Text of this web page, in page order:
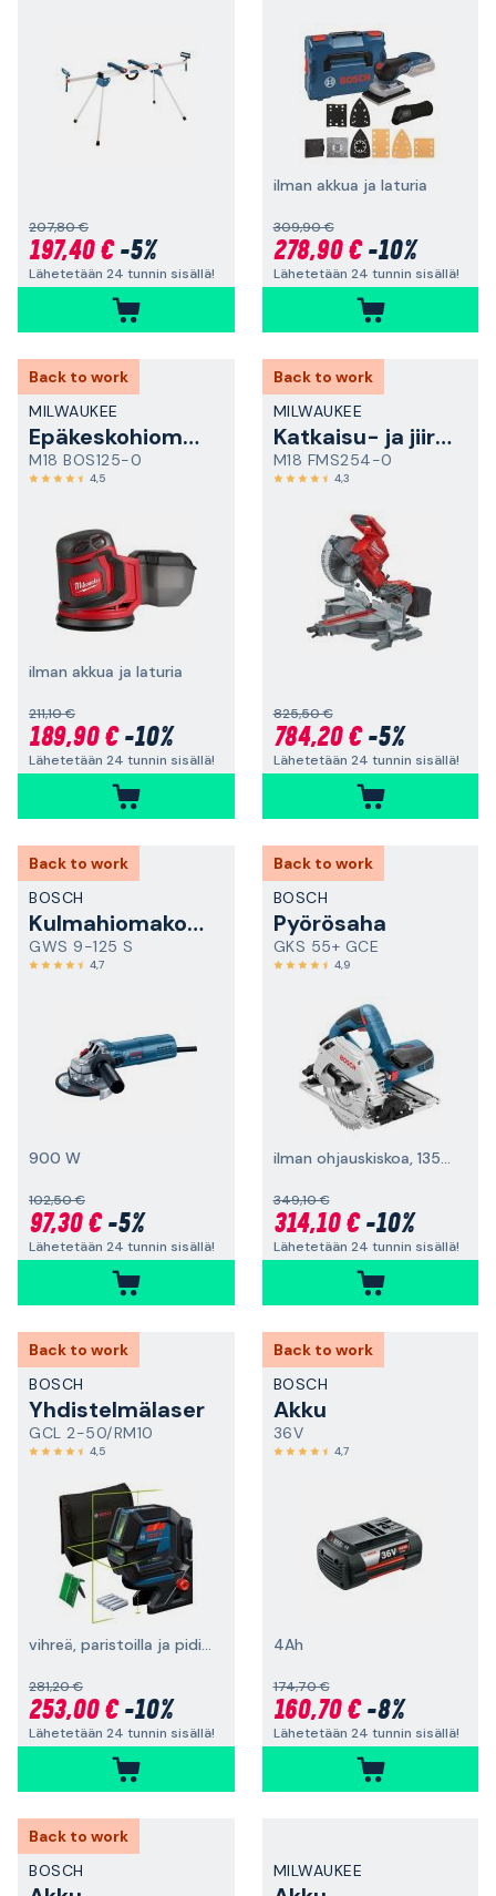
207,80 €
197,40 €-5%
Lähetetään 24 tunnin sisällä!
ilman akkua ja laturia
309,90 €
278,90 €-10%
Lähetetään 24 tunnin sisällä!
Back to work
MILWAUKEE
Epäkeskohiomakone
M18 BOS125-0
4,5
ilman akkua ja laturia
211,10 €
189,90 €-10%
Lähetetään 24 tunnin sisällä!
Back to work
MILWAUKEE
Katkaisu- ja jiirisaha
M18 FMS254-0
4,3
825,50 €
784,20 €-5%
Lähetetään 24 tunnin sisällä!
Back to work
BOSCH
Kulmahiomakone
GWS 9-125 S
4,7
900 W
102,50 €
97,30 €-5%
Lähetetään 24 tunnin sisällä!
Back to work
BOSCH
Pyörösaha
GKS 55+ GCE
4,9
ilman ohjauskiskoa, 1350 W
349,10 €
314,10 €-10%
Lähetetään 24 tunnin sisällä!
Back to work
BOSCH
Yhdistelmälaser
GCL 2-50/RM10
4,5
vihreä, paristoilla ja pidikkeellä
281,20 €
253,00 €-10%
Lähetetään 24 tunnin sisällä!
Back to work
BOSCH
Akku
36V
4,7
4Ah
174,70 €
160,70 €-8%
Lähetetään 24 tunnin sisällä!
Back to work
BOSCH
MILWAUKEE